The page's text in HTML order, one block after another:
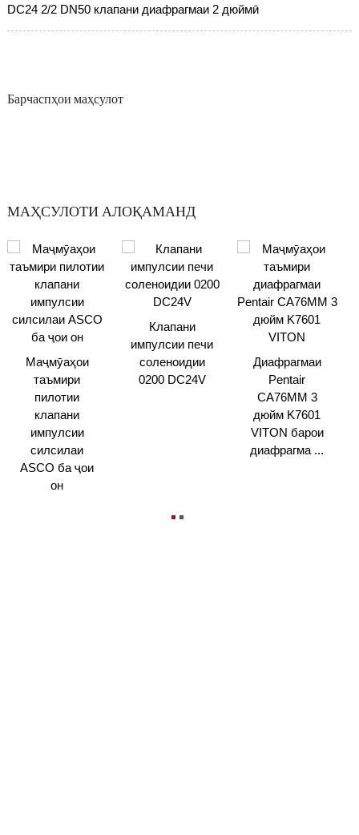
DC24 2/2 DN50 клапани диафрагмаи 2 дюймӣ
Барчаспҳои маҳсулот
МАҲСУЛОТИ АЛОҚАМАНД
Маҷмӯаҳои
таъмири
пилотии
клапани
импулсии
силсилаи
ASCO ба ҷои
он
Клапани
импулсии печи
соленоидии
0200 DC24V
Диафрагмаи
Pentair
CA76MM 3
дюйм K7601
VITON барои
диафрагма ...